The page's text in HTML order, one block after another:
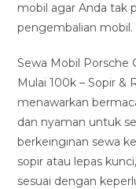
mobil agar Anda tak
pengembalian mobil.
Sewa Mobil Porsche
Mulai 100k – Sopir &
menawarkan
dan nyaman untuk
berkeinginan sewa
sopir atau lepas
sesuai dengan